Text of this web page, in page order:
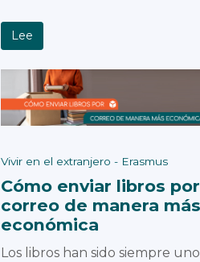
Lee
Vivir en el extranjero - Erasmus
Cómo enviar libros por
correo de manera más
económica
Los libros han sido siempre uno